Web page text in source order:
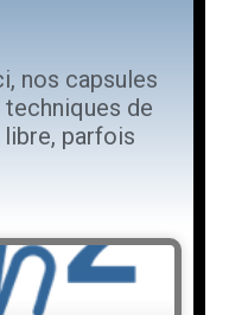
nos capsules
de
parfois